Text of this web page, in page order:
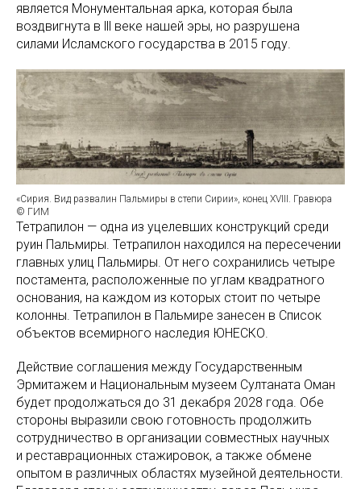
является Монументальная арка, которая была
воздвигнута в lll веке нашей эры, но разрушена
силами Исламского государства в 2015 году.
«Сирия. Вид развалин Пальмиры в степи Сирии», конец XVIII. Гравюра
© ГИМ
Тетрапилон — одна из уцелевших конструкций среди
руин Пальмиры. Тетрапилон находился на пересечении
главных улиц Пальмиры. От него сохранились четыре
постамента, расположенные по углам квадратного
основания, на каждом из которых стоит по четыре
колонны. Тетрапилон в Пальмире занесен в Список
объектов всемирного наследия ЮНЕСКО.
Действие соглашения между Государственным
Эрмитажем и Национальным музеем Султаната Оман
будет продолжаться до 31 декабря 2028 года. Обе
стороны выразили свою готовность продолжить
сотрудничество в организации совместных научных
и реставрационных стажировок, а также обмене
опытом в различных областях музейной деятельности.